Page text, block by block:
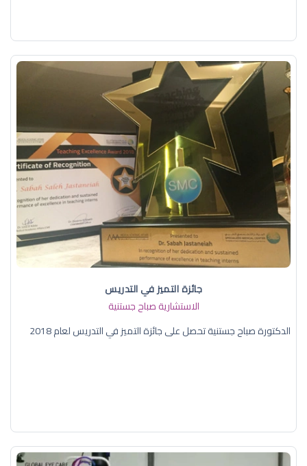
جائزة التميز في التدريس
الاستشارية صباح جستنية
الدكتورة صباح جستنية تحصل على جائزة التميز في التدريس لعام 2018